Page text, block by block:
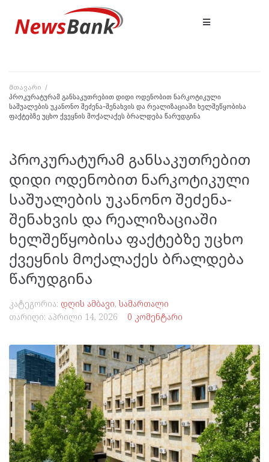
მთავარი /
პროკურატურამ განსაკუთრებით დიდი ოდენობით ნარკოტიკული
საშუალების უკანონო შეძენა-შენახვის და რეალიზაციაში ხელშეწყობისა
ფაქტებზე უცხო ქვეყნის მოქალაქეს ბრალდება წარუდგინა
პროკურატურამ განსაკუთრებით
დიდი ოდენობით ნარკოტიკული
საშუალების უკანონო შეძენა-
შენახვის და რეალიზაციაში
ხელშეწყობისა ფაქტებზე უცხო
ქვეყნის მოქალაქეს ბრალდება
წარუდგინა
კატეგორია: დღის ამბავი, სამართალი
თარიღი: აპრილი 14, 2026 0 კომენტარი